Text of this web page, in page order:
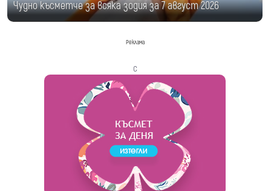
Чудно късметче за всяка зодия за 7 август 2026
Реклама
с